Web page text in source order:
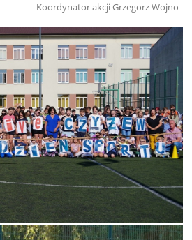
Koordynator akcji Grzegorz Wojno